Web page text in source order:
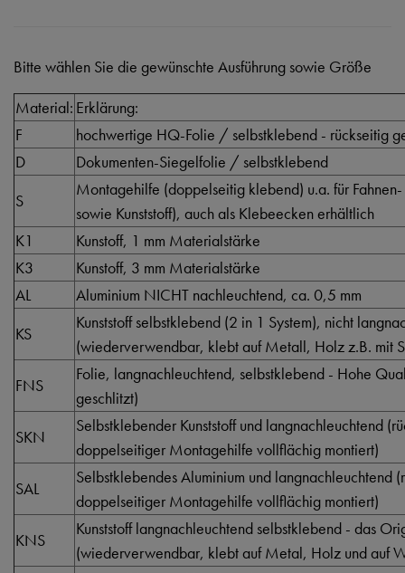
Bitte wählen Sie die gewünschte Ausführung sowie Größe
Material: Erklärung:
F
hochwertige HQ-Folie / selbstklebend - rückseitig
D
Dokumenten-Siegelfolie / selbstklebend
S
Montagehilfe (doppelseitig klebend) u.a. für
sowie Kunststoff), auch als Klebeecken erhältlich
K1
Kunstoff, 1 mm Materialstärke
K3
Kunstoff, 3 mm Materialstärke
AL
Aluminium NICHT nachleuchtend, ca. 0,5 mm
KS
Kunststoff selbstklebend (2 in 1 System), nicht
(wiederverwendbar, klebt auf Metall, Holz z.B. mit
FNS
Folie, langnachleuchtend, selbstklebend - Hohe
geschlitzt)
SKN
Selbstklebender Kunststoff und langnachleuchtend
doppelseitiger Montagehilfe vollflächig montiert)
SAL
Selbstklebendes Aluminium und langnachleuchtend
doppelseitiger Montagehilfe vollflächig montiert)
KNS
Kunststoff langnachleuchtend selbstklebend - das
(wiederverwendbar, klebt auf Metal, Holz und auf